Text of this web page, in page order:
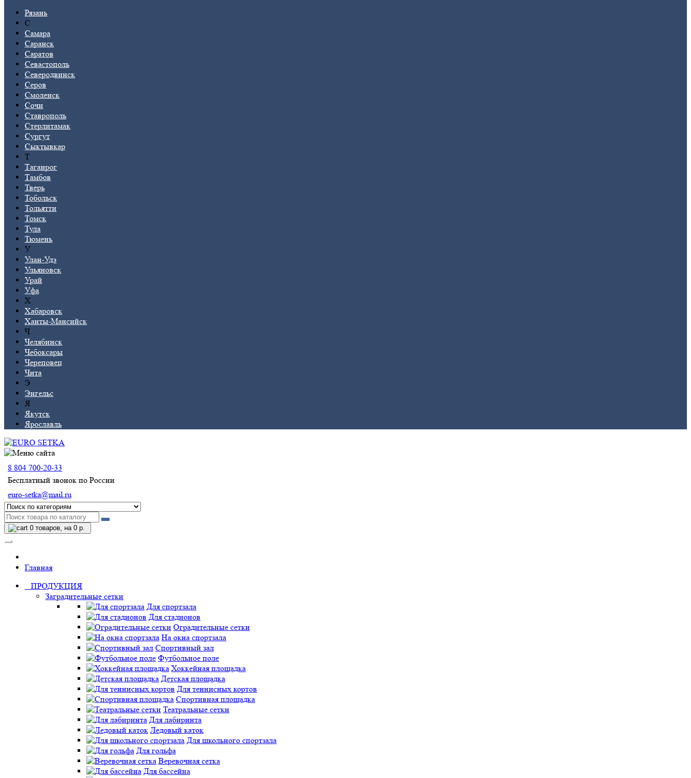
Рязань
С
Самара
Саранск
Саратов
Севастополь
Северодвинск
Серов
Смоленск
Сочи
Ставрополь
Стерлитамак
Сургут
Сыктывкар
Т
Таганрог
Тамбов
Тверь
Тобольск
Тольятти
Томск
Тула
Тюмень
У
Улан-Удэ
Ульяновск
Урай
Уфа
Х
Хабаровск
Ханты-Мансийск
Ч
Челябинск
Чебоксары
Череповец
Чита
Э
Энгельс
Я
Якутск
Ярославль
8 804 700-20-33
Бесплатный звонок по России
euro-setka@mail.ru
0 товаров, на 0 р.
Главная
ПРОДУКЦИЯ
Заградительные сетки
Для спортзала
Для стадионов
Оградительные сетки
На окна спортзала
Спортивный зал
Футбольное поле
Хоккейная площадка
Детская площадка
Для теннисных кортов
Спортивная площадка
Театральные сетки
Для лабиринта
Ледовый каток
Для школьного спортзала
Для гольфа
Веревочная сетка
Для бассейна